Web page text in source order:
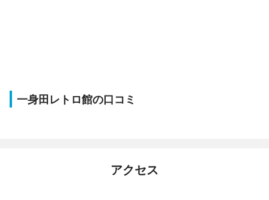
一身田レトロ館の口コミ
アクセス